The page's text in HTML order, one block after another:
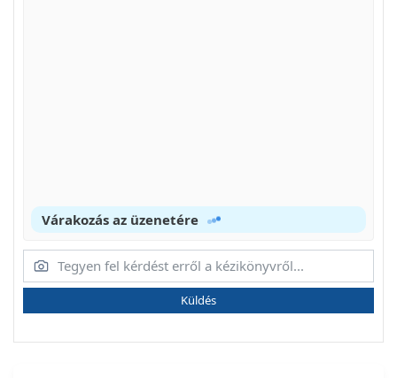
Várakozás az üzenetére
Küldés